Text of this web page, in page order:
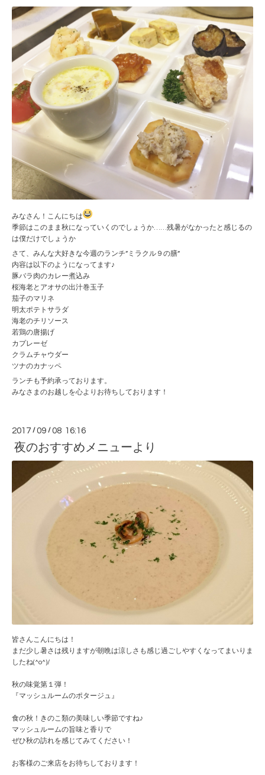
みなさん！こんにちは
季節はこのまま秋になっていくのでしょうか……残暑がなかったと感じるの
は僕だけでしょうか
さて、みんな大好きな今週のランチ”ミラクル９の膳”
内容は以下のようになってます♪
豚バラ肉のカレー煮込み
桜海老とアオサの出汁巻玉子
茄子のマリネ
明太ポテトサラダ
海老のチリソース
若鶏の唐揚げ
カプレーゼ
クラムチャウダー
ツナのカナッペ
ランチも予約承っております。
みなさまのお越しを心よりお待ちしております！
2017 /09 /08 16:16
夜のおすすめメニューより
皆さんこんにちは！
まだ少し暑さは残りますが朝晩は涼しさも感じ過ごしやす くなってまいりま
したね(^o^)/
秋の味覚第１弾！
『マッシュルームのポタージュ』
食の秋！きのこ類の美味しい季節ですね♪
マッシュルームの旨味と香りで
ぜひ秋の訪れを感じてみてください！
お客様のご来店をお待ちしております！